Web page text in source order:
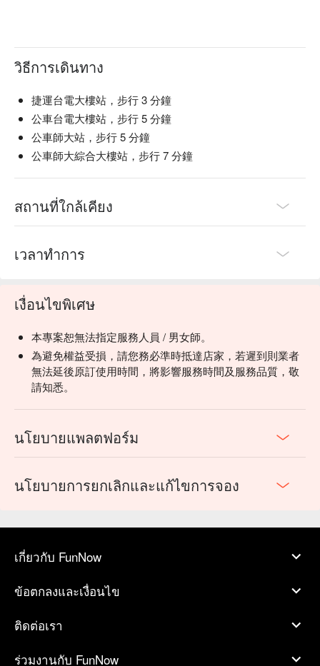
วิธีการเดินทาง
捷運台電大樓站，步行 3 分鐘
公車台電大樓站，步行 5 分鐘
公車師大站，步行 5 分鐘
公車師大綜合大樓站，步行 7 分鐘
สถานที่ใกล้เคียง
เวลาทำการ
เงื่อนไขพิเศษ
本專案恕無法指定服務人員 / 男女師。
為避免權益受損，請您務必準時抵達店家，若遲到則業者
無法延後原訂使用時間，將影響服務時間及服務品質，敬
請知悉。
นโยบายแพลตฟอร์ม
นโยบายการยกเลิกและแก้ไขการจอง
เกี่ยวกับ FunNow
ข้อตกลงและเงื่อนไข
ติดต่อเรา
ร่วมงานกับ FunNow